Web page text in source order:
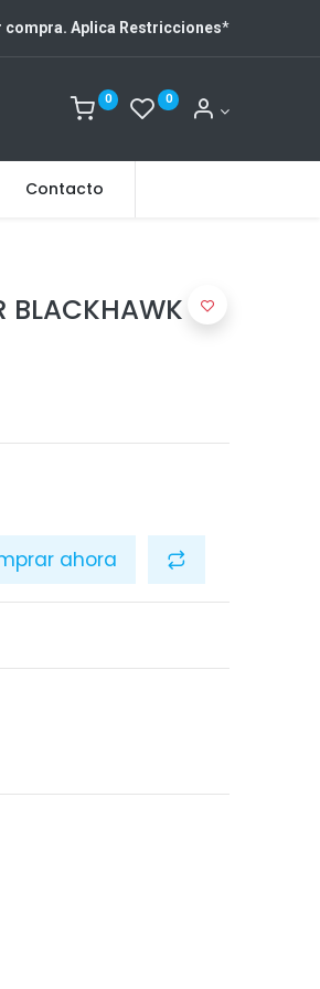
compra. Aplica Restricciones*
0 0
Contacto
BLACKHAWK
ahora